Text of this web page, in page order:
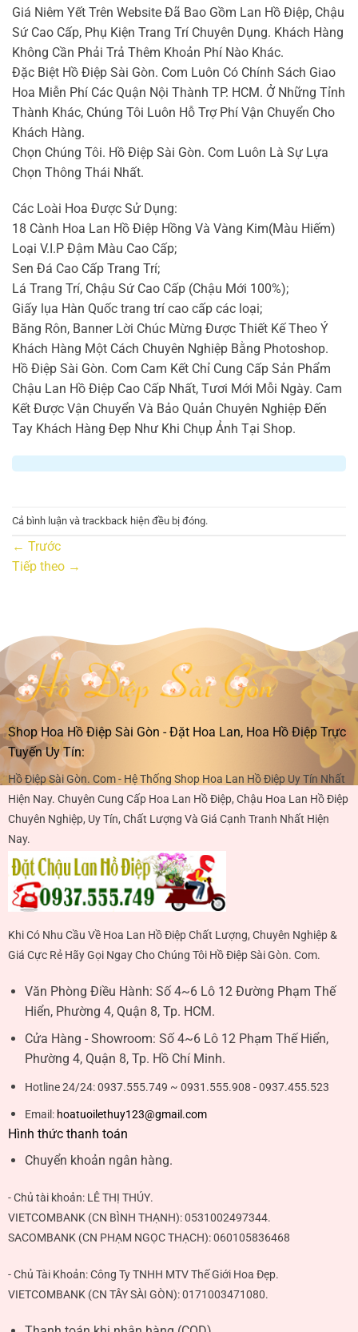
Giá Niêm Yết Trên Website Đã Bao Gồm Lan Hồ Điệp, Chậu
Sứ Cao Cấp, Phụ Kiện Trang Trí Chuyên Dụng. Khách Hàng
Không Cần Phải Trả Thêm Khoản Phí Nào Khác.
Đặc Biệt Hồ Điệp Sài Gòn. Com Luôn Có Chính Sách Giao
Hoa Miễn Phí Các Quận Nội Thành TP. HCM. Ở Những Tỉnh
Thành Khác, Chúng Tôi Luôn Hỗ Trợ Phí Vận Chuyển Cho
Khách Hàng.
Chọn Chúng Tôi. Hồ Điệp Sài Gòn. Com Luôn Là Sự Lựa
Chọn Thông Thái Nhất.
Các Loài Hoa Được Sử Dụng:
18 Cành Hoa Lan Hồ Điệp Hồng Và Vàng Kim(Màu Hiếm)
Loại V.I.P Đậm Màu Cao Cấp;
Sen Đá Cao Cấp Trang Trí;
Lá Trang Trí, Chậu Sứ Cao Cấp (Chậu Mới 100%);
Giấy lụa Hàn Quốc trang trí cao cấp các loại;
Băng Rôn, Banner Lời Chúc Mừng Được Thiết Kế Theo Ý
Khách Hàng Một Cách Chuyên Nghiệp Bằng Photoshop.
Hồ Điệp Sài Gòn. Com Cam Kết Chỉ Cung Cấp Sản Phẩm
Chậu Lan Hồ Điệp Cao Cấp Nhất, Tươi Mới Mỗi Ngày. Cam
Kết Được Vận Chuyển Và Bảo Quản Chuyên Nghiệp Đến
Tay Khách Hàng Đẹp Như Khi Chụp Ảnh Tại Shop.
Cả bình luận và trackback hiện đều bị đóng.
← Trước
Tiếp theo →
Shop Hoa Hồ Điệp Sài Gòn - Đặt Hoa Lan, Hoa Hồ Điệp Trực
Tuyến Uy Tín:
Hồ Điệp Sài Gòn. Com - Hệ Thống Shop Hoa Lan Hồ Điệp Uy Tín Nhất
Hiện Nay. Chuyên Cung Cấp Hoa Lan Hồ Điệp, Chậu Hoa Lan Hồ Điệp
Chuyên Nghiệp, Uy Tín, Chất Lượng Và Giá Cạnh Tranh Nhất Hiện
Nay.
Khi Có Nhu Cầu Về Hoa Lan Hồ Điệp Chất Lượng, Chuyên Nghiệp &
Giá Cực Rẻ Hãy Gọi Ngay Cho Chúng Tôi Hồ Điệp Sài Gòn. Com.
Văn Phòng Điều Hành: Số 4~6 Lô 12 Đường Phạm Thế
Hiển, Phường 4, Quận 8, Tp. HCM.
Cửa Hàng - Showroom: Số 4~6 Lô 12 Phạm Thế Hiển,
Phường 4, Quận 8, Tp. Hồ Chí Minh.
Hotline 24/24:0937.555.749 ~ 0931.555.908 - 0937.455.523
Email: hoatuoilethuy123@gmail.com
Hình thức thanh toán
Chuyển khoản ngân hàng.
- Chủ tài khoản: LÊ THỊ THÚY.
VIETCOMBANK (CN BÌNH THẠNH):0531002497344.
SACOMBANK (CN PHẠM NGỌC THẠCH):060105836468
- Chủ Tài Khoản: Công Ty TNHH MTV Thế Giới Hoa Đẹp.
VIETCOMBANK (CN TÂY SÀI GÒN):0171003471080.